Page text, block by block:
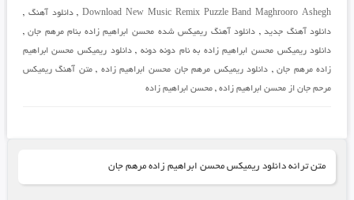
Download New Music Remix Puzzle Band Maghrooro Ashegh
,دانلود آهنگ ,
دانلود آهنگ جدید, دانلود آهنگ ریمیکس شده محسن ابراهیم زاده بنام مرهم جان,
دانلود ریمیکس محسن ابراهیم زاده به نام دونه دونه ,دانلود ریمیکس محسن ابراهیم
زاده مرهم جان, دانلود ریمیکس مرهم جان محسن ابراهیم زاده ,متن آهنگ ریمیکس
مرحم جان از محسن ابراهیم زاده, محسن ابراهیم زاده
متن ترانه دانلود ریمیکس محسن ابراهیم زاده مرهم جان